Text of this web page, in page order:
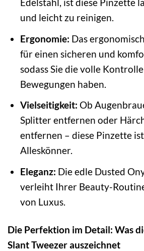
und leicht zu reinigen.
Ergonomie: Das
für einen sicheren und
sodass Sie die volle
Bewegungen haben.
Vielseitigkeit: Ob
Splitter entfernen oder
entfernen – diese Pinzette
Alleskönner.
Eleganz: Die edle Dusted
verleiht Ihrer Beauty-
von Luxus.
Die Perfektion im Detail: Was
Slant Tweezer auszeichnet